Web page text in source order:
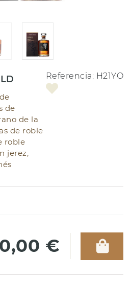
de
de la
de roble
roble
jerez,
Referencia: H21YO
€